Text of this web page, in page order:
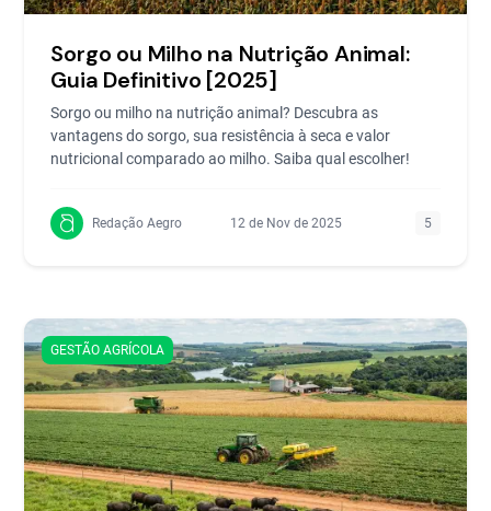
Sorgo ou Milho na Nutrição Animal:
Guia Definitivo [2025]
Sorgo ou milho na nutrição animal? Descubra as
vantagens do sorgo, sua resistência à seca e valor
nutricional comparado ao milho. Saiba qual escolher!
Redação Aegro 12 de Nov de 2025 5
GESTÃO AGRÍCOLA